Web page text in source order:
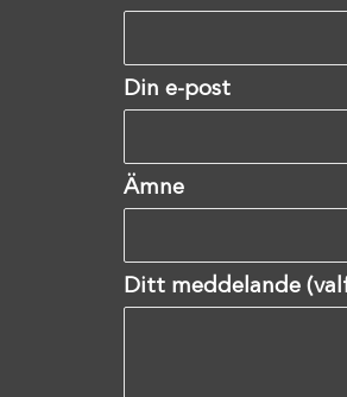
Din e-post
Ämne
Ditt meddelande